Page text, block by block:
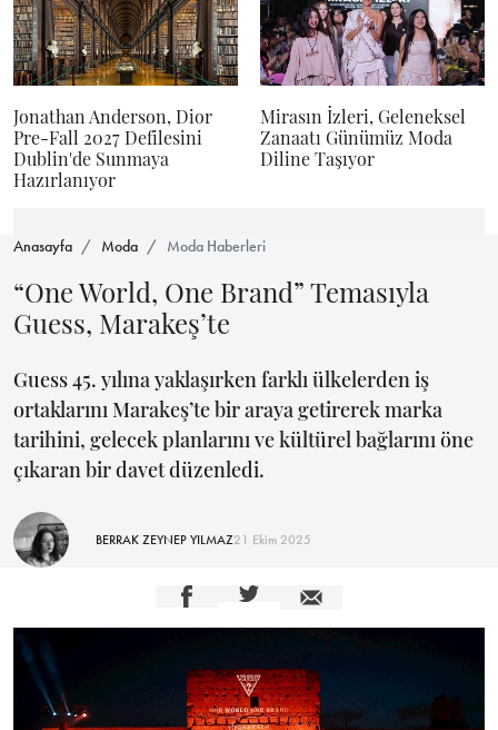
Jonathan Anderson, Dior
Pre-Fall 2027 Defilesini
Dublin'de Sunmaya
Hazırlanıyor
Mirasın İzleri, Geleneksel
Zanaatı Günümüz Moda
Diline Taşıyor
Anasayfa Moda Moda Haberleri
“One World, One Brand” Temasıyla
Guess, Marakeş’te
Guess 45. yılına yaklaşırken farklı ülkelerden iş
ortaklarını Marakeş’te bir araya getirerek marka
tarihini, gelecek planlarını ve kültürel bağlarını öne
çıkaran bir davet düzenledi.
BERRAK ZEYNEP YILMAZ21 Ekim 2025